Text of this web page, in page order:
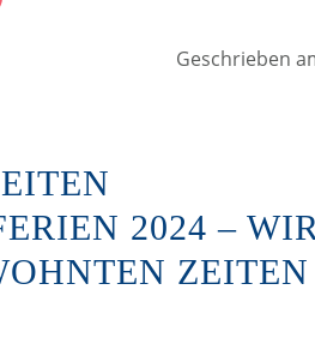
Geschrieben
2024 –
ZEITEN